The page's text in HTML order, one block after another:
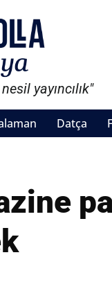
yayıncılık"
Datça